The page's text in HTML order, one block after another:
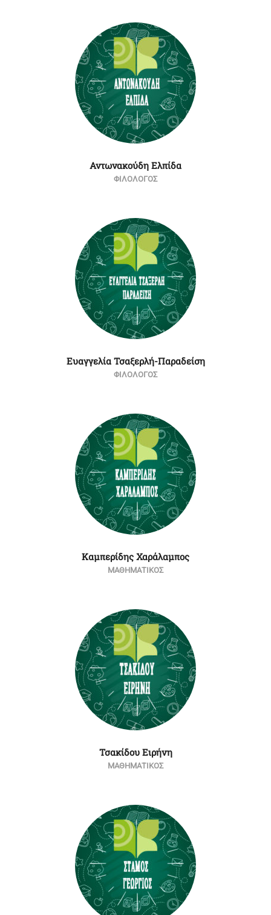
Αντωνακούδη Ελπίδα
ΦΙΛΟΛΟΓΟΣ
Ευαγγελία Τσαξερλή-Παραδείση
ΦΙΛΟΛΟΓΟΣ
Καμπερίδης Χαράλαμπος
ΜΑΘΗΜΑΤΙΚΟΣ
Τσακίδου Ειρήνη
ΜΑΘΗΜΑΤΙΚΟΣ